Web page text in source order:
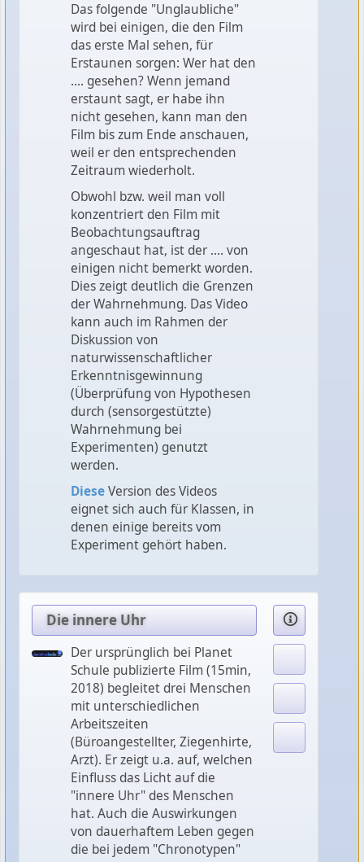
Das folgende "Unglaubliche"
wird bei einigen, die den Film
das erste Mal sehen, für
Erstaunen sorgen: Wer hat den
.... gesehen? Wenn jemand
erstaunt sagt, er habe ihn
nicht gesehen, kann man den
Film bis zum Ende anschauen,
weil er den entsprechenden
Zeitraum wiederholt.
Obwohl bzw. weil man voll
konzentriert den Film mit
Beobachtungsauftrag
angeschaut hat, ist der .... von
einigen nicht bemerkt worden.
Dies zeigt deutlich die Grenzen
der Wahrnehmung. Das Video
kann auch im Rahmen der
Diskussion von
naturwissenschaftlicher
Erkenntnisgewinnung
(Überprüfung von Hypothesen
durch (sensorgestützte)
Wahrnehmung bei
Experimenten) genutzt
werden.
DieseVersion des Videos
eignet sich auch für Klassen, in
denen einige bereits vom
Experiment gehört haben.
Die innere Uhr
Der ursprünglich bei Planet
Schule publizierte Film (15min,
2018) begleitet drei Menschen
mit unterschiedlichen
Arbeitszeiten
(Büroangestellter, Ziegenhirte,
Arzt). Er zeigt u.a. auf, welchen
Einfluss das Licht auf die
"innere Uhr" des Menschen
hat. Auch die Auswirkungen
von dauerhaftem Leben gegen
die bei jedem "Chronotypen"